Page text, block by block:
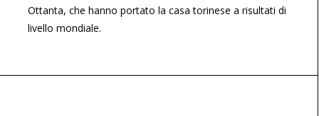
Ottanta, che hanno portato la casa torinese a risultati di
livello mondiale.